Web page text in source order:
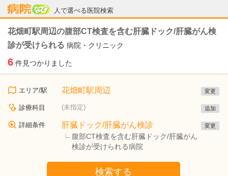
人で選べる医院検索
病院なび
花畑町駅周辺の腹部CT検査を含む肝臓ドック/肝臓がん検
診が受けられる 病院・クリニック
6 件見つかりました
エリア/駅 花畑町駅周辺 変更
診療科目 (未指定) 追加
詳細条件 肝臓ドック/肝臓がん検診
腹部CT検査を含む肝臓ドック/肝臓がん
検診が受けられる病院
変更
検索する